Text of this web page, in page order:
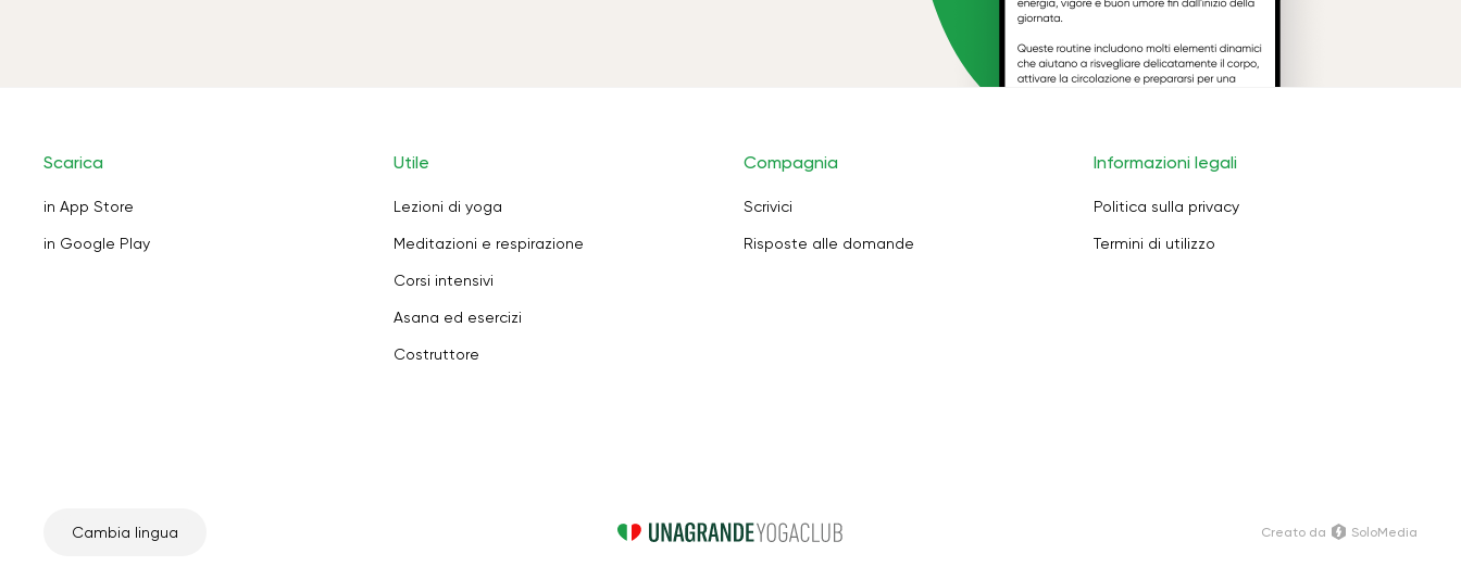
Scarica
in App Store
in Google Play
Utile
Lezioni di yoga
Meditazioni e respirazione
Corsi intensivi
Asana ed esercizi
Costruttore
Compagnia
Scrivici
Risposte alle domande
Informazioni legali
Politica sulla privacy
Termini di utilizzo
Cambia lingua Creato da SoloMedia